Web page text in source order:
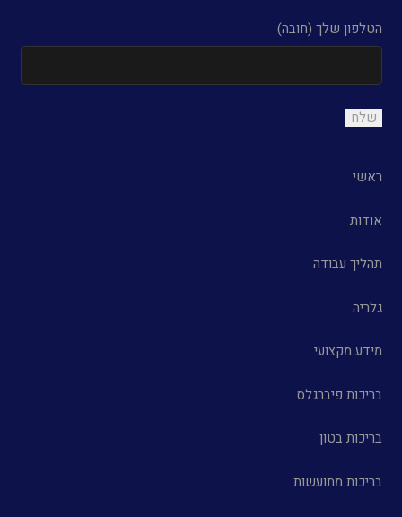
הטלפון שלך (חובה)
ראשי
אודות
תהליך עבודה
גלריה
מידע מקצועי
בריכות פיברגלס
בריכות בטון
בריכות מתועשות